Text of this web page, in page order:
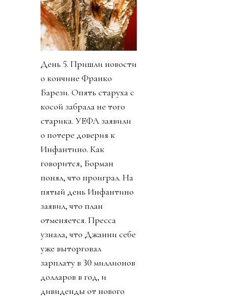
День 5. Пришли новости
о кончине Франко
Барези. Опять старуха с
косой забрала не того
старика. УЕФА заявили
о потере доверия к
Инфантино. Как
говорится, Борман
понял, что проиграл. На
пятый день Инфантино
заявил, что план
отменяется. Пресса
узнала, что Джанни себе
уже выторговал
зарплату в 30 миллионов
долларов в год, и
дивиденды от нового